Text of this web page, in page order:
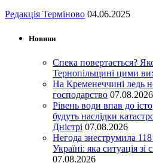
Редакція Терміново 04.06.2025
Новини
Спека повертається?
Тернопільщині цими
На Кременеччині ледь
господарство 07.08.2026
Рівень води впав до
будуть наслідки
Дністрі 07.08.2026
Негода знеструмила
Україні: яка ситуація
07.08.2026